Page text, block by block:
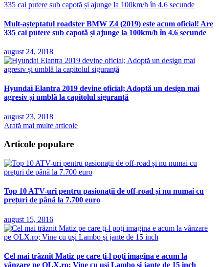
Mult-așteptatul roadster BMW Z4 (2019) este acum oficial! Are
335 cai putere sub capotă și ajunge la 100km/h în 4.6 secunde
august 24, 2018
Hyundai Elantra 2019 devine oficial; Adoptă un design mai
agresiv și umblă la capitolul siguranță
august 23, 2018
Arată mai multe articole
Articole populare
Top 10 ATV-uri pentru pasionații de off-road și nu numai cu
prețuri de până la 7.700 euro
august 15, 2016
Cel mai trăznit Matiz pe care ţi-l poţi imagina e acum la
vânzare pe OLX.ro; Vine cu uşi Lambo şi jante de 15 inch